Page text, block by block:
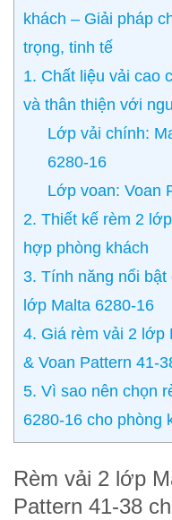
khách – Giải pháp
trọng, tinh tế
1. Chất liệu vải cao
và thân thiện với
Lớp vải chính:
6280-16
Lớp voan: Voan
2. Thiết kế rèm 2
hợp phòng khách
3. Tính năng nổi bật
lớp Malta 6280-16
4. Giá rèm vải 2 lớp
& Voan Pattern 41-
5. Vì sao nên chọn
6280-16 cho phòng
Rèm vải 2 lớp
Pattern 41-38